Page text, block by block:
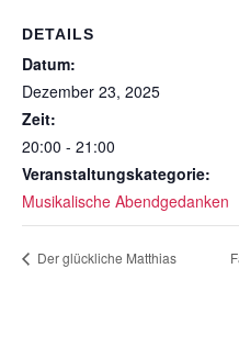
DETAILS
Datum:
Dezember 23, 2025
Zeit:
20:00 - 21:00
Veranstaltungskategorie:
Musikalische Abendgedanken
Der glückliche Matthias